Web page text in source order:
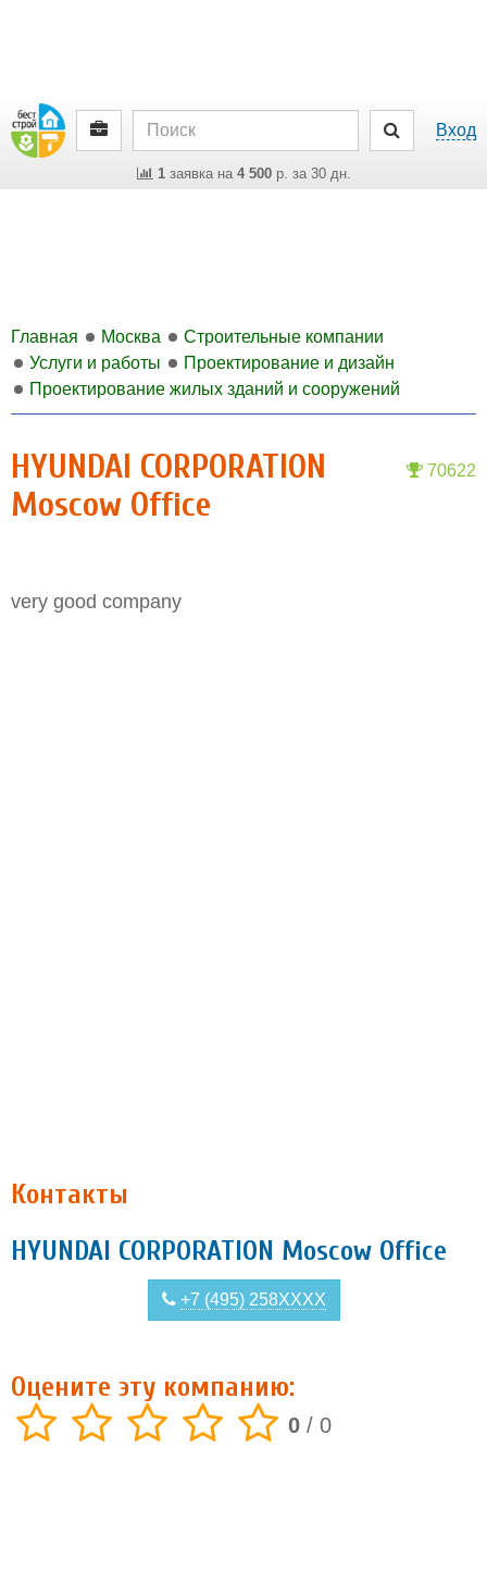
Вход
1заявка на 4 500р. за 30 дн.
Главная Москва
Строительные компании
Услуги и работы
Проектирование и дизайн
Проектирование жилых зданий и сооружений
70622
HYUNDAI CORPORATION
Moscow Office
very good company
Контакты
HYUNDAI CORPORATION Moscow Office
+7 (495) 258XXXX
Оцените эту компанию:
0 / 0